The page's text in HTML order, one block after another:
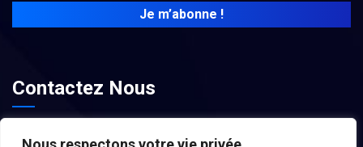
Contactez Nous
contact@associations-aroc.fr